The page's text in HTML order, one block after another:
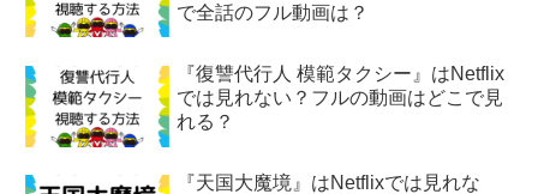
で全話のフル動画は？
『復讐代行人 模範タクシー』はNetflix
では見れない？フルの動画はどこで見
れる？
『天国大魔境』はNetflixでは見れな